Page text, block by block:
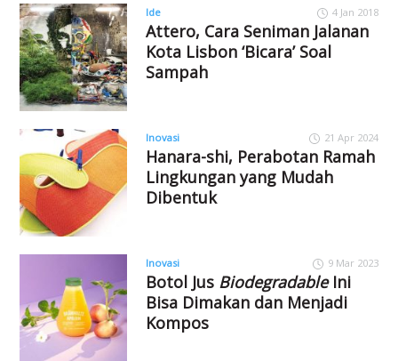
Ide 4 Jan 2018
Attero, Cara Seniman Jalanan
Kota Lisbon ‘Bicara’ Soal
Sampah
Inovasi 21 Apr 2024
Hanara-shi, Perabotan Ramah
Lingkungan yang Mudah
Dibentuk
Inovasi 9 Mar 2023
Botol Jus BiodegradableIni
Bisa Dimakan dan Menjadi
Kompos